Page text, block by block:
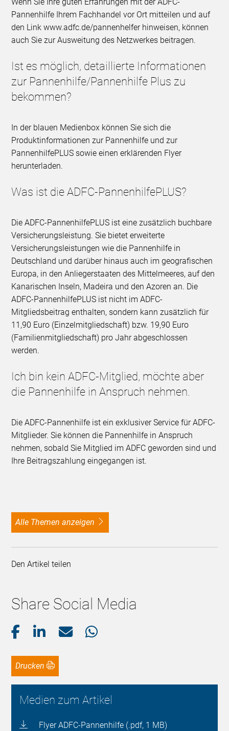
Pannenhilfe Ihrem Fachhandel vor Ort mitteilen und auf
den Link www.adfc.de/pannenhelfer hinweisen, können
auch Sie zur Ausweitung des Netzwerkes beitragen.
Ist es möglich, detaillierte Informationen
zur Pannenhilfe/Pannenhilfe Plus zu
bekommen?
In der blauen Medienbox können Sie sich die
Produktinformationen zur Pannenhilfe und zur
PannenhilfePLUS sowie einen erklärenden Flyer
herunterladen.
Was ist die ADFC-PannenhilfePLUS?
Die ADFC-PannenhilfePLUS ist eine zusätzlich buchbare
Versicherungsleistung. Sie bietet erweiterte
Versicherungsleistungen wie die Pannenhilfe in
Deutschland und darüber hinaus auch im geografischen
Europa, in den Anliegerstaaten des Mittelmeeres, auf den
Kanarischen Inseln, Madeira und den Azoren an. Die
ADFC-PannenhilfePLUS ist nicht im ADFC-
Mitgliedsbeitrag enthalten, sondern kann zusätzlich für
11,90 Euro (Einzelmitgliedschaft) bzw. 19,90 Euro
(Familienmitgliedschaft) pro Jahr abgeschlossen
werden.
Ich bin kein ADFC-Mitglied, möchte aber
die Pannenhilfe in Anspruch nehmen.
Die ADFC-Pannenhilfe ist ein exklusiver Service für ADFC-
Mitglieder. Sie können die Pannenhilfe in Anspruch
nehmen, sobald Sie Mitglied im ADFC geworden sind und
Ihre Beitragszahlung eingegangen ist.
alle Themen anzeigen
Den Artikel teilen
Share Social Media
Drucken
Medien zum Artikel
Flyer ADFC-Pannenhilfe (.pdf, 1 MB)